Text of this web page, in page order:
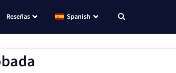
Reseñas Spanish